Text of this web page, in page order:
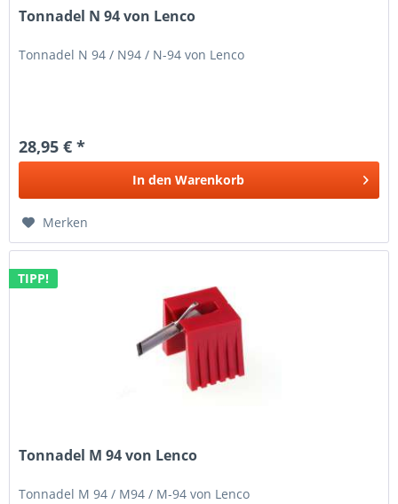
Tonnadel N 94 von Lenco
Tonnadel N 94 / N94 / N-94 von Lenco
28,95 € *
In den Warenkorb
Merken
TIPP!
Tonnadel M 94 von Lenco
Tonnadel M 94 / M94 / M-94 von Lenco